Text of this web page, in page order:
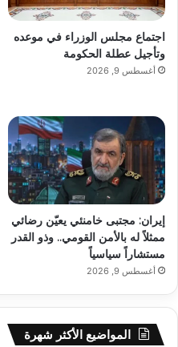
اجتماع مجلس الوزراء في موعده
وتأجيل عطلة الحكومة
أغسطس 9, 2026
إيران: مجتبى خامنئي يعيّن رضائي
ممثلاً له بالأمن القومي.. وذو القدر
مستشاراً سياسياً
أغسطس 9, 2026
المواضيع الأكثر شهرة